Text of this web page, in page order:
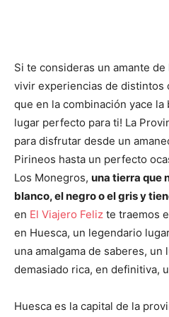
Si te consideras un amante
vivir experiencias de distintos
que en la combinación yace la
lugar perfecto para ti! La
para disfrutar desde un
Pirineos hasta un perfecto
Los Monegros, una tierra que
blanco, el negro o el gris y
en El Viajero Feliz te traemos
en Huesca, un legendario
una amalgama de saberes,
demasiado rica, en definitiva,
Huesca es la capital de la